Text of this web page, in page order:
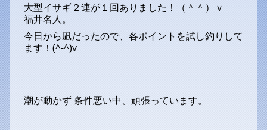
大型イサギ２連が１回ありました！（＾＾）ｖ
福井名人。
今日から凪だったので、各ポイントを試し釣りして
ます！(^-^)v
潮が動かず 条件悪い中、頑張っています。